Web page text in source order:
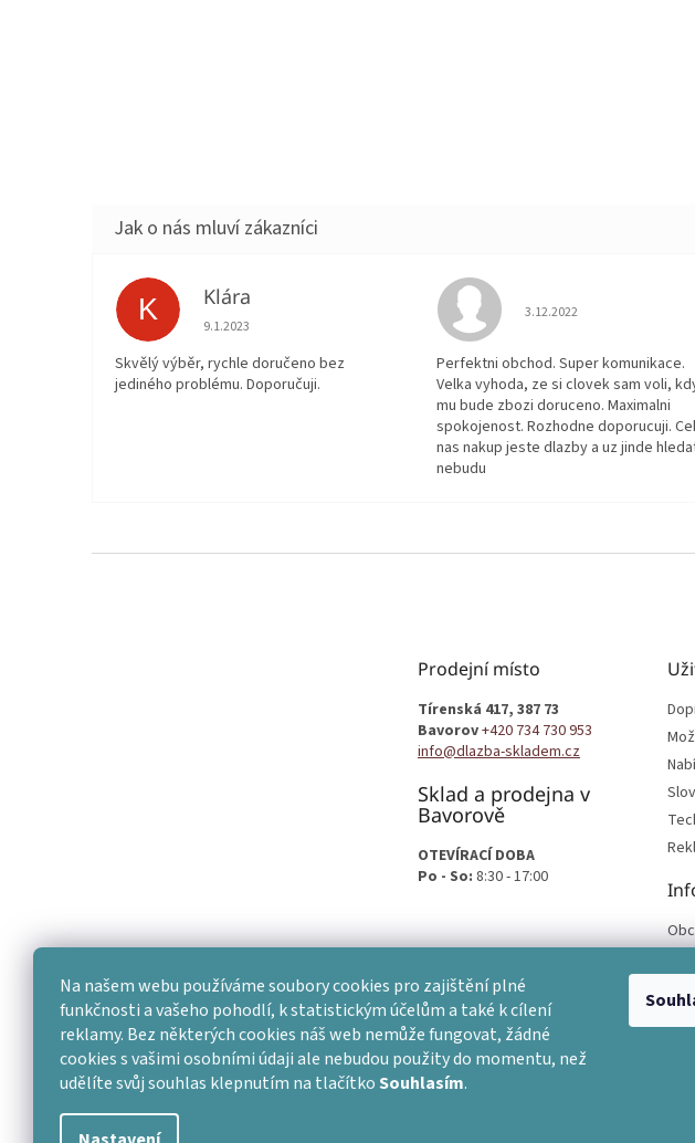
Na našem webu používáme soubory cookies pro zajištění plné
funkčnosti a vašeho pohodlí, k statistickým účelům a také k cílení
reklamy. Bez některých cookies náš web nemůže fungovat, žádné
cookies s vašimi osobními údaji ale nebudou použity do momentu, než
udělíte svůj souhlas klepnutím na tlačítkoSouhlasím.
K Klára
Hodnocení obchodu je 5 z 5 hvězdiček.
9.1.2023
Skvělý výběr, rychle doručeno bez
jediného problému. Doporučuji.
Hodnocení obchodu je 5
3.12.2022
Perfektni obchod. Super komunikace.
Velka vyhoda, ze si clovek sam voli,
mu bude zbozi doruceno. Maximalni
spokojenost. Rozhodne doporucuji.
nas nakup jeste dlazby a uz jinde
nebudu
Prodejní místo
Tírenská 417, 387 73
Bavorov+420 734 730 953
info@dlazba-skladem.cz
Sklad a prodejna v
Bavorově
OTEVÍRACÍ DOBA
Po - So: 8:30 - 17:00